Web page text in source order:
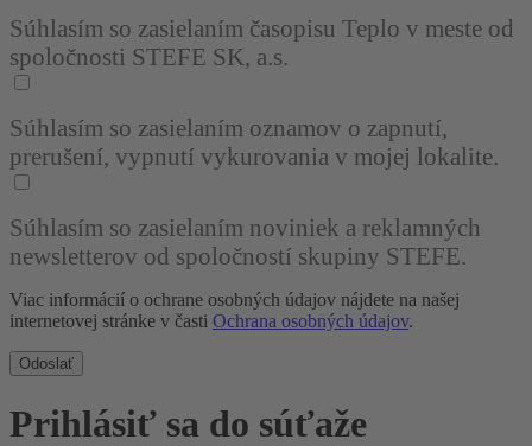
Súhlasím so zasielaním časopisu Teplo v meste od
spoločnosti STEFE SK, a.s.
Súhlasím so zasielaním oznamov o zapnutí,
prerušení, vypnutí vykurovania v mojej lokalite.
Súhlasím so zasielaním noviniek a reklamných
newsletterov od spoločností skupiny STEFE.
Viac informácií o ochrane osobných údajov nájdete na našej
internetovej stránke v časti Ochrana osobných údajov.
Odoslať
Prihlásiť sa do súťaže